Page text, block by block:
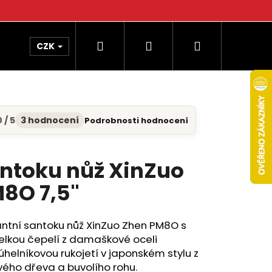
CZK Hledat PřihlášeníNákupní
/ 5 3 hodnocení Podrobnosti hodnocení
nůž XinZuo
7,5"
santoku nůž XinZuo Zhen PM8O s
čepelí z damaškové oceli
rukojetí v japonském stylu z
dřeva a buvolího rohu.